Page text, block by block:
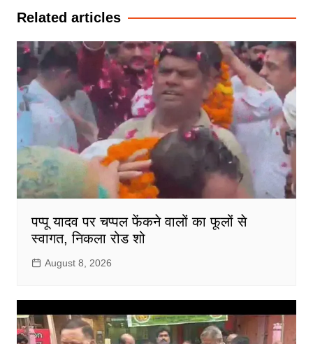
Related articles
पप्पू यादव पर चप्पल फेंकने वालों का फूलों से
स्वागत, निकला रोड शो
August 8, 2026